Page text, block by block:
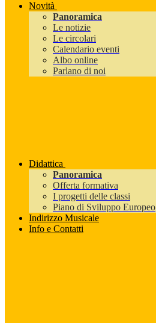
Novità
Panoramica
Le notizie
Le circolari
Calendario eventi
Albo online
Parlano di noi
Didattica
Panoramica
Offerta formativa
I progetti delle classi
Piano di Sviluppo Europeo
Indirizzo Musicale
Info e Contatti